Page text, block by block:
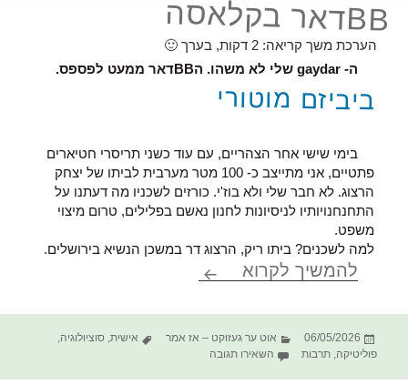
BBדאר בקלאסה
הערכת משך קריאה: 2 דקות, בערך 🙂
ה- gaydar שלי לא משהו. הBBדאר ממעט לפספס.
ביביזם מוטורי
בימי שישי אחר הצהריים, עם עוד כשני תריסרי חטיארים
פתטיים, אני מתייצב כ- 100 מטר מערבית לביתו של יצחק
הרצוג. לא חבר שלי ולא בוז'י. כורזים לשכניו מה דעתנו על
התחנחנויותיו לניסיונות לחנון נאשם בפלילים, טרום מיצוי
משפט.
למה לשכנים? ביתו ריק, הרצוג דר במשכן הנשיא בירושלים.
להמשיך לקרוא BBדאר בקלאסה
פורסם
בתאריך
06/05/2026 קטגוריות
אוט ער געזוקט – אז אמר תגיות
אישית,סוציולוגיה,
פוליטיקה,תרבות השאירו תגובה